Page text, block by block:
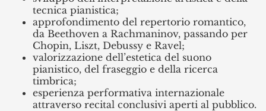
tecnica pianistica;
approfondimento del repertorio romantico,
da Beethoven a Rachmaninov, passando per
Chopin, Liszt, Debussy e Ravel;
valorizzazione dell’estetica del suono
pianistico, del fraseggio e della ricerca
timbrica;
esperienza performativa internazionale
attraverso recital conclusivi aperti al pubblico.